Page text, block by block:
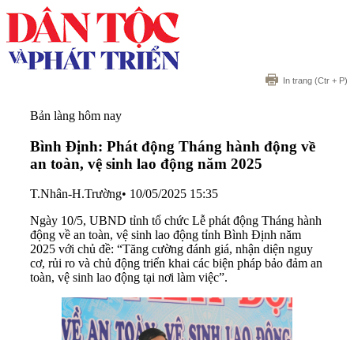
In trang (Ctr + P)
Bản làng hôm nay
Bình Định: Phát động Tháng hành động về
an toàn, vệ sinh lao động năm 2025
T.Nhân-H.Trường• 10/05/2025 15:35
Ngày 10/5, UBND tỉnh tổ chức Lễ phát động Tháng hành
động về an toàn, vệ sinh lao động tỉnh Bình Định năm
2025 với chủ đề: “Tăng cường đánh giá, nhận diện nguy
cơ, rủi ro và chủ động triển khai các biện pháp bảo đảm an
toàn, vệ sinh lao động tại nơi làm việc”.